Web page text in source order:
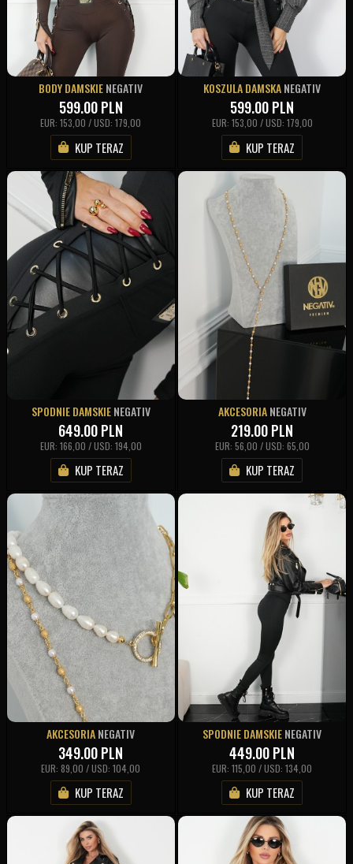
BODY DAMSKIENEGATIV
599.00PLN
EUR: 153,00 / USD: 179,00
KUP TERAZ
KOSZULA DAMSKANEGATIV
599.00PLN
EUR: 153,00 / USD: 179,00
KUP TERAZ
SPODNIE DAMSKIENEGATIV
649.00PLN
EUR: 166,00 / USD: 194,00
KUP TERAZ
AKCESORIANEGATIV
219.00PLN
EUR: 56,00 / USD: 65,00
KUP TERAZ
AKCESORIANEGATIV
349.00PLN
EUR: 89,00 / USD: 104,00
KUP TERAZ
SPODNIE DAMSKIENEGATIV
449.00PLN
EUR: 115,00 / USD: 134,00
KUP TERAZ